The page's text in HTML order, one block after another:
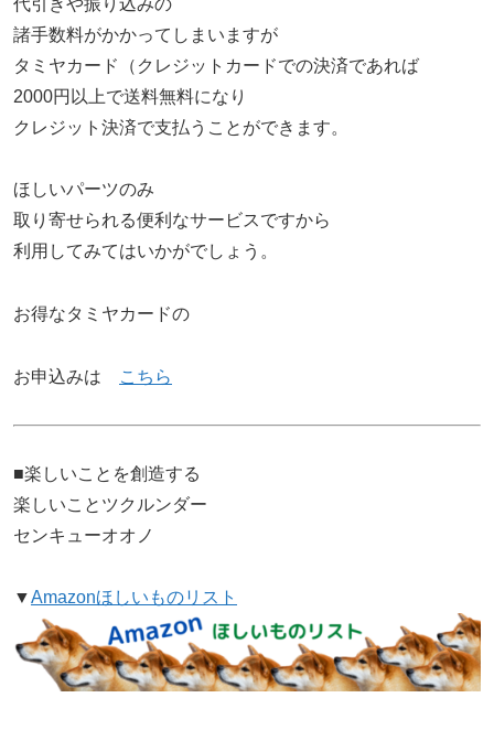
諸手数料がかかってしまいますが
タミヤカード（クレジットカードでの決済であれば
2000円以上で送料無料になり
クレジット決済で支払うことができます。
ほしいパーツのみ
取り寄せられる便利なサービスですから
利用してみてはいかがでしょう。
お得なタミヤカードの
お申込みは こちら
■楽しいことを創造する
楽しいことツクルンダー
センキューオオノ
▼Amazonほしいものリスト